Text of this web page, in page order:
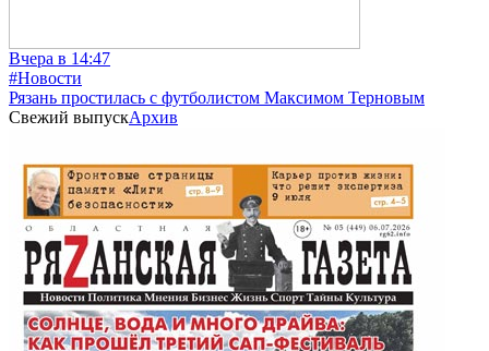
Вчера в 14:47
#Новости
Рязань простилась с футболистом Максимом Терновым
Свежий выпускАрхив